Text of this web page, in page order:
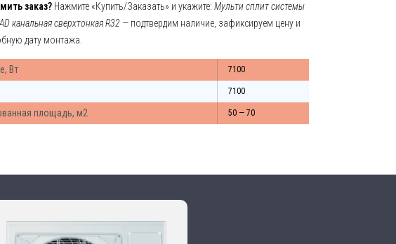
заказ? Нажмите «Купить/Заказать» и укажите: Мульти сплит системы
канальная сверхтонкая R32 — подтвердим наличие, зафиксируем цену и
дату монтажа.
Вт 7100
7100
площадь, м2 50 — 70